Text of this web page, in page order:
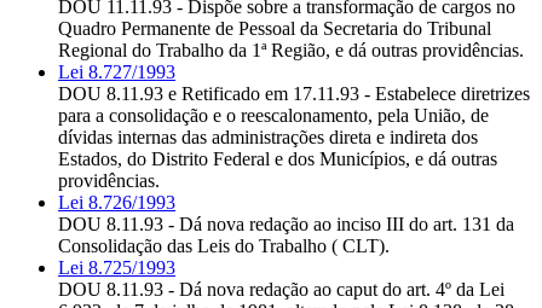
DOU 11.11.93 - Dispõe sobre a transformação de cargos no
Quadro Permanente de Pessoal da Secretaria do Tribunal
Regional do Trabalho da 1ª Região, e dá outras providências.
Lei 8.727/1993
DOU 8.11.93 e Retificado em 17.11.93 - Estabelece diretrizes
para a consolidação e o reescalonamento, pela União, de
dívidas internas das administrações direta e indireta dos
Estados, do Distrito Federal e dos Municípios, e dá outras
providências.
Lei 8.726/1993
DOU 8.11.93 - Dá nova redação ao inciso III do art. 131 da
Consolidação das Leis do Trabalho ( CLT).
Lei 8.725/1993
DOU 8.11.93 - Dá nova redação ao caput do art. 4º da Lei